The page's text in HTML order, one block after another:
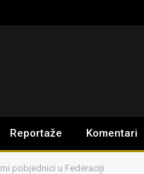
Reportaže Komentari
pobjednici u Federaciji